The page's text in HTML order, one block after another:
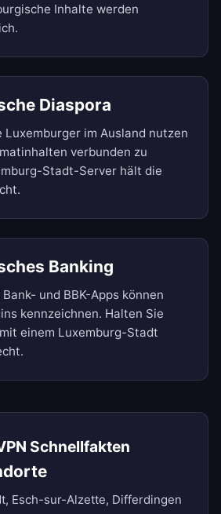
Inhalte werden
Diaspora
im Ausland nutzen
verbunden zu
Stadt-Server hält die
Banking
und BBK-Apps können
kennzeichnen. Halten Sie
einem Luxemburg-Stadt
Schnellfakten
Esch-sur-Alzette, Differdingen